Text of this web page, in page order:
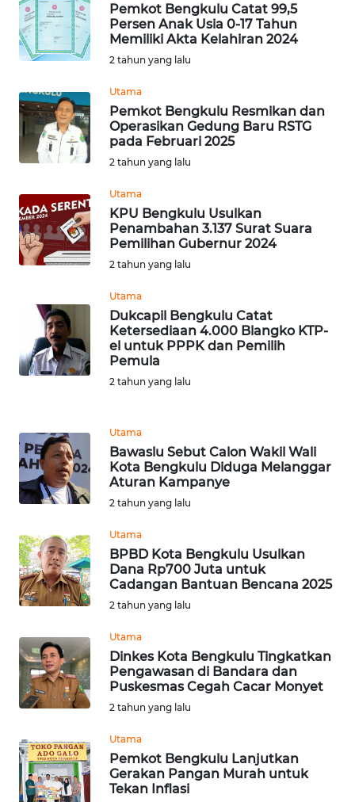
Pemkot Bengkulu Catat 99,5
Persen Anak Usia 0-17 Tahun
Memiliki Akta Kelahiran 2024
2 tahun yang lalu
Utama
Pemkot Bengkulu Resmikan dan
Operasikan Gedung Baru RSTG
pada Februari 2025
2 tahun yang lalu
Utama
KPU Bengkulu Usulkan
Penambahan 3.137 Surat Suara
Pemilihan Gubernur 2024
2 tahun yang lalu
Utama
Dukcapil Bengkulu Catat
Ketersediaan 4.000 Blangko KTP-
el untuk PPPK dan Pemilih
Pemula
2 tahun yang lalu
Utama
Bawaslu Sebut Calon Wakil Wali
Kota Bengkulu Diduga Melanggar
Aturan Kampanye
2 tahun yang lalu
Utama
BPBD Kota Bengkulu Usulkan
Dana Rp700 Juta untuk
Cadangan Bantuan Bencana 2025
2 tahun yang lalu
Utama
Dinkes Kota Bengkulu Tingkatkan
Pengawasan di Bandara dan
Puskesmas Cegah Cacar Monyet
2 tahun yang lalu
Utama
Pemkot Bengkulu Lanjutkan
Gerakan Pangan Murah untuk
Tekan Inflasi
KARIR
DISCLAIMER
Wahana
News
Regional
WN
WN
JAKARTA
WN
BANTEN
WN
KEPRI
PAPUA
WN
PAPUA
BARAT
WN
RIAU
WN
WN
JAMBI